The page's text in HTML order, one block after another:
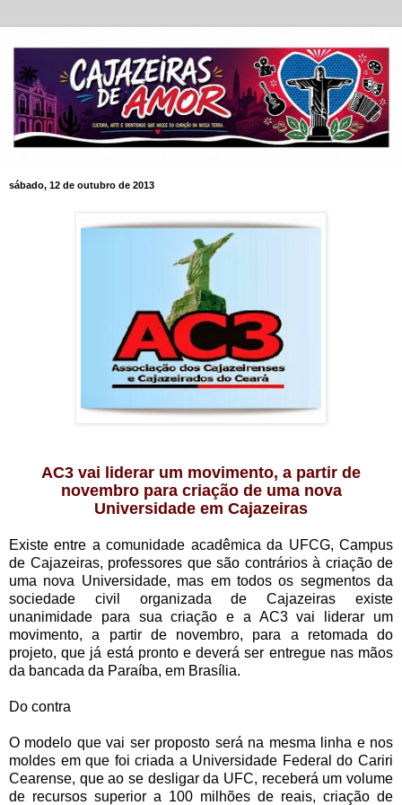
sábado, 12 de outubro de 2013
AC3 vai liderar um movimento, a partir de
novembro para criação de uma nova
Universidade em Cajazeiras
Existe entre a comunidade acadêmica da UFCG, Campus
de Cajazeiras, professores que são contrários à criação de
uma nova Universidade, mas em todos os segmentos da
sociedade civil organizada de Cajazeiras existe
unanimidade para sua criação e a AC3 vai liderar um
movimento, a partir de novembro, para a retomada do
projeto, que já está pronto e deverá ser entregue nas mãos
da bancada da Paraíba, em Brasília.
Do contra
O modelo que vai ser proposto será na mesma linha e nos
moldes em que foi criada a Universidade Federal do Cariri
Cearense, que ao se desligar da UFC, receberá um volume
de recursos superior a 100 milhões de reais, criação de